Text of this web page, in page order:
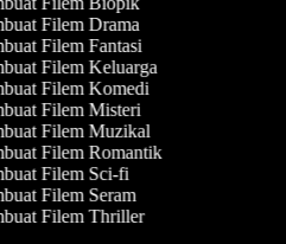
Filem Drama
Filem Fantasi
Filem Keluarga
Filem Komedi
Filem Misteri
Filem Muzikal
Filem Romantik
Filem Sci-fi
Filem Seram
Filem Thriller